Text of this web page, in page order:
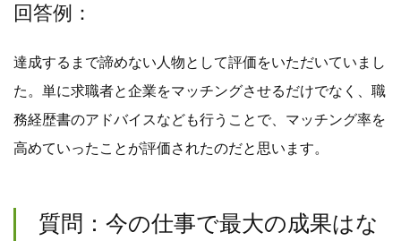
回答例：
達成するまで諦めない人物として評価をいただいていまし
た。単に求職者と企業をマッチングさせるだけでなく、職
務経歴書のアドバイスなども行うことで、マッチング率を
高めていったことが評価されたのだと思います。
質問：今の仕事で最大の成果はな